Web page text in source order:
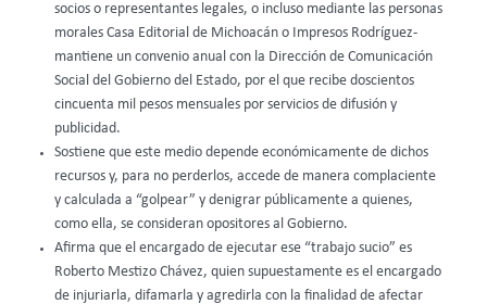
socios o representantes legales, o incluso mediante las personas
morales Casa Editorial de Michoacán o Impresos Rodríguez-
mantiene un convenio anual con la Dirección de Comunicación
Social del Gobierno del Estado, por el que recibe doscientos
cincuenta mil pesos mensuales por servicios de difusión y
publicidad.
Sostiene que este medio depende económicamente de dichos
recursos y, para no perderlos, accede de manera complaciente
y calculada a “golpear” y denigrar públicamente a quienes,
como ella, se consideran opositores al Gobierno.
Afirma que el encargado de ejecutar ese “trabajo sucio” es
Roberto Mestizo Chávez, quien supuestamente es el encargado
de injuriarla, difamarla y agredirla con la finalidad de afectar